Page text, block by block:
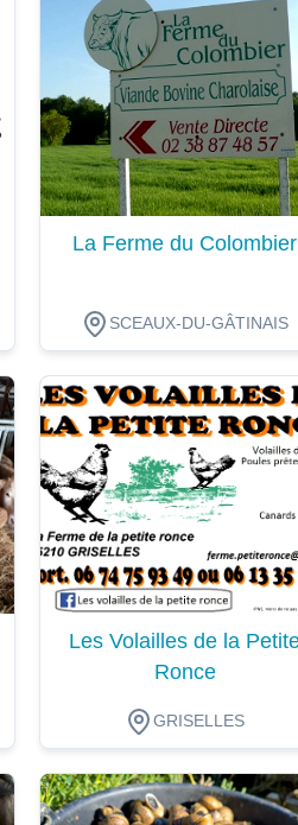
Dégustation
La Ferme du Colombier
SCEAUX-DU-GÂTINAIS
Dégustation
Les Volailles de la
Ronce
GRISELLES
Dégustation